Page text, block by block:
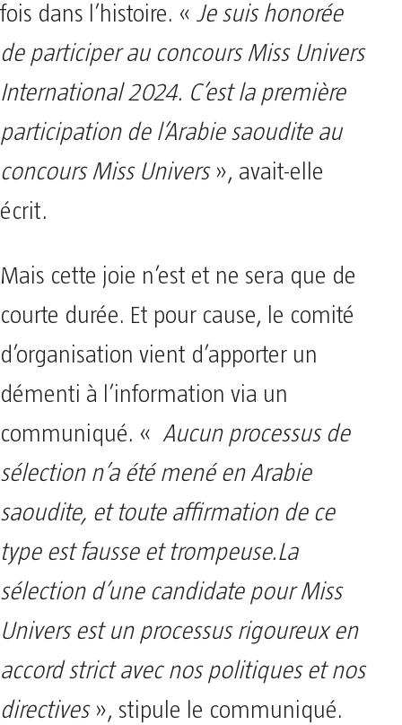
fois dans l’histoire. « Je suis honorée
de participer au concours Miss Univers
International 2024. C’est la première
participation de l’Arabie saoudite au
concours Miss Univers», avait-elle
écrit.
Mais cette joie n’est et ne sera que de
courte durée. Et pour cause, le comité
d’organisation vient d’apporter un
démenti à l’information via un
communiqué. « Aucun processus de
sélection n’a été mené en Arabie
saoudite, et toute affirmation de ce
type est fausse et trompeuse.La
sélection d’une candidate pour Miss
Univers est un processus rigoureux en
accord strict avec nos politiques et nos
directives », stipule le communiqué.